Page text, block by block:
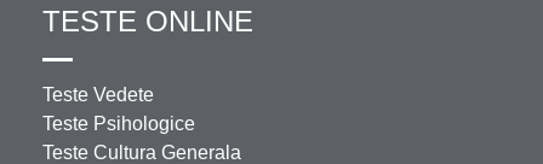
TESTE ONLINE
Teste Vedete
Teste Psihologice
Teste Cultura Generala